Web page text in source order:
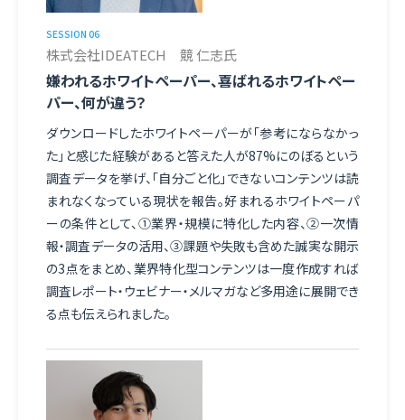
SESSION 06
株式会社IDEATECH 競 仁志氏
嫌われるホワイトペーパー、喜ばれるホワイトペー
パー、何が違う？
ダウンロードしたホワイトペーパーが「参考にならなかっ
た」と感じた経験があると答えた人が87%にのぼるという
調査データを挙げ、「自分ごと化」できないコンテンツは読
まれなくなっている現状を報告。好まれるホワイトペーパ
ーの条件として、①業界・規模に特化した内容、②一次情
報・調査データの活用、③課題や失敗も含めた誠実な開示
の3点をまとめ、業界特化型コンテンツは一度作成すれば
調査レポート・ウェビナー・メルマガなど多用途に展開でき
る点も伝えられました。